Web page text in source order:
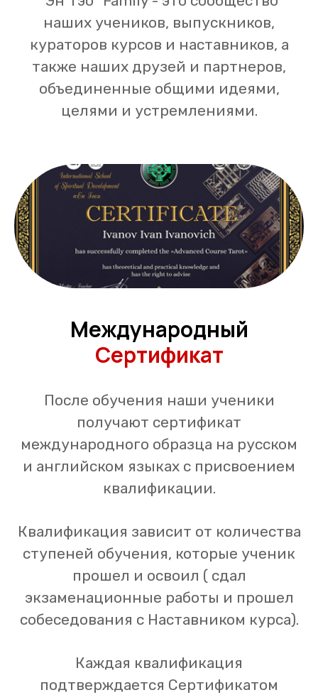
наших учеников, выпускников,
кураторов курсов и наставников, а
также наших друзей и партнеров,
объединенные общими идеями,
целями и устремлениями.
Международный
Сертификат
После обучения наши ученики
получают сертификат
международного образца на русском
и английском языках с присвоением
квалификации.
Квалификация зависит от количества
ступеней обучения, которые ученик
прошел и освоил ( сдал
экзаменационные работы и прошел
собеседования с Наставником курса).
Каждая квалификация
подтверждается Сертификатом